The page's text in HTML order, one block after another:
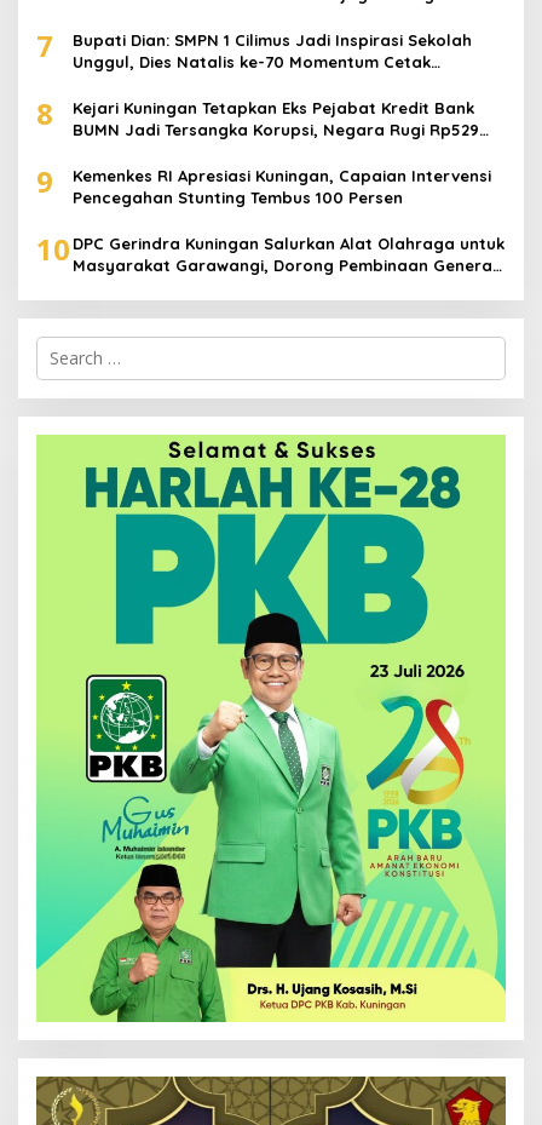
7
Bupati Dian: SMPN 1 Cilimus Jadi Inspirasi Sekolah
Unggul, Dies Natalis ke-70 Momentum Cetak
8
Kejari Kuningan Tetapkan Eks Pejabat Kredit Bank
BUMN Jadi Tersangka Korupsi, Negara Rugi Rp529
9
Kemenkes RI Apresiasi Kuningan, Capaian Intervensi
Pencegahan Stunting Tembus 100 Persen
10 DPC Gerindra Kuningan Salurkan Alat Olahraga untuk
Masyarakat Garawangi, Dorong Pembinaan Generasi
Search
for: